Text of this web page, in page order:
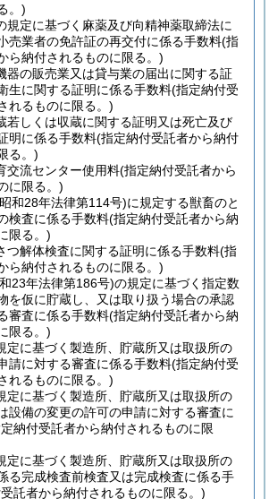
。)
規定に基づく麻薬及び向精神薬取締法に
売業者の免許証の再交付に係る手数料(指
ら納付されるものに限る。)
器の販売業又は貸与業の届出に関する証
生に関する証明に係る手数料(指定納付受
れるものに限る。)
若しくは収蔵に関する証明又は死亡及び
明に係る手数料(指定納付受託者から納付
る。)
交流センター使用料(指定納付受託者から
に限る。)
和28年法律第114号)に規定する獣畜のと
検査に係る手数料(指定納付受託者から納
限る。)
つ解体検査に関する証明に係る手数料(指
ら納付されるものに限る。)
23年法律第186号)の規定に基づく指定数
を仮に貯蔵し、又は取り扱う場合の承認
審査に係る手数料(指定納付受託者から納
限る。)
定に基づく製造所、貯蔵所又は取扱所の
請に対する審査に係る手数料(指定納付受
れるものに限る。)
定に基づく製造所、貯蔵所又は取扱所の
設備の変更の許可の申請に対する審査に
納付受託者から納付されるものに限
定に基づく製造所、貯蔵所又は取扱所の
る完成検査前検査又は完成検査に係る手
託者から納付されるものに限る。)